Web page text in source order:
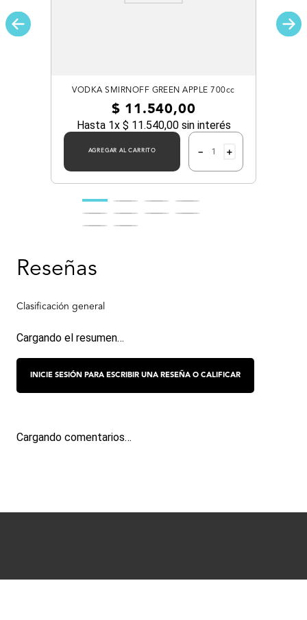
VODKA SMIRNOFF GREEN APPLE 700cc
$ 11 .540,00
Hasta 1x $ 11.540,00sin interés
AGREGAR AL CARRITO ＋
－
Cargando el resumen…
Cargando comentarios…